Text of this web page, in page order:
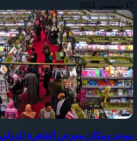
17 ديسمبر، 2023
موعد ومكان معرض القاهرة الدولي